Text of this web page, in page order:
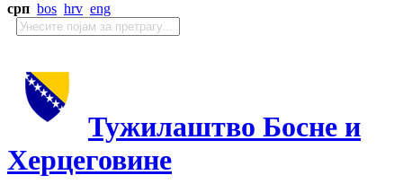
срп bos hrv eng
Тужилаштво Босне и
Херцеговине